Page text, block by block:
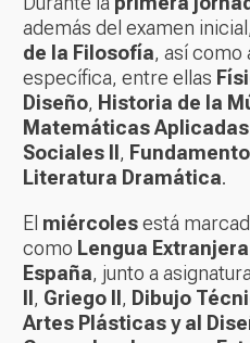
además del examen
de la Filosofía, así como
específica, entre ellas
Diseño, Historia de la
Matemáticas
Sociales II ,
Literatura Dramática.
El miércolesestá
como Lengua
España, junto a
, Griego II , Dibujo
Artes Plásticas y al